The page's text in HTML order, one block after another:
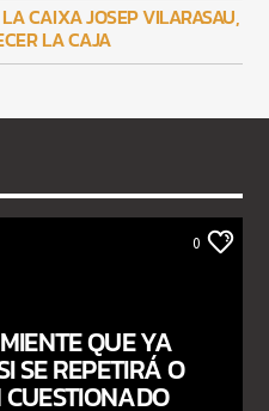
CAIXA JOSEP VILARASAU,
LA CAJA
0
QUE YA
SE REPETIRÁ O